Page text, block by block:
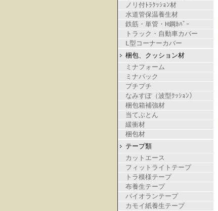
ノリ付ﾄﾗｸｯｼｮﾝ材
水道管保温養生材
鉄筋・単管・H鋼ｶﾊﾞｰ
トラック・自動車カバー
L型コーナーカバー
梱包、クッション材
ミナフォーム
ミナパック
プチプチ
なみすぽ（波型ｸｯｼｮﾝ）
梱包箱補強材
当てぶとん
緩衝材
梱包材
テープ類
カットエース
フィットライトテープ
トラ模様テープ
布養生テープ
パイオランテープ
カモイ紙養生テープ